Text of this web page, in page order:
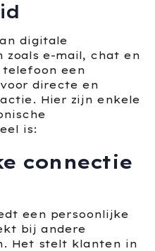
digitale
zoals e-mail, chat en
een
directe en
Hier zijn enkele
is:
connectie
een persoonlijke
bij andere
Het stelt klanten in